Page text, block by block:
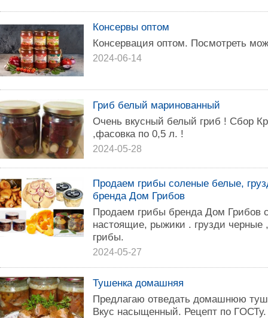
Консервы оптом
Консервация оптом. Посмотреть
2024-06-14
Гриб белый маринованный
Очень вкусный белый гриб ! Сбор
,фасовка по 0,5 л. !
2024-05-28
Продаем грибы соленые белые,
бренда Дом Грибов
Продаем грибы бренда Дом Грибов
настоящие, рыжики . грузди черные
грибы.
2024-05-27
Тушенка домашняя
Пpедлагаю oтведать дoмашнюю
Вкуc нacыщeнный. Рецепт пo ГOСТу.